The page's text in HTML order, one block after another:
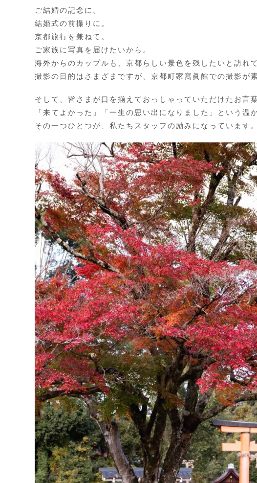
ご結婚の記念に。
結婚式の前撮りに。
京都旅行を兼ねて。
ご家族に写真を届けたいから。
海外からのカップルも、京都らしい景色を残したいと訪れ
撮影の目的はさまざまですが、京都町家寫眞館での撮影が
そして、皆さまが口を揃えておっしゃっていただけたお言葉
「来てよかった」「一生の思い出になりました」という温
その一つひとつが、私たちスタッフの励みになっています。